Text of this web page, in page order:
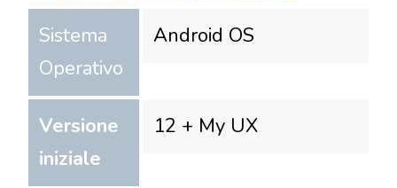
Sistema
Operativo
Android OS
Versione
iniziale
12 + My UX